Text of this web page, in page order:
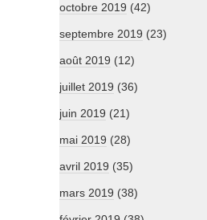
octobre 2019 (42)
septembre 2019 (23)
août 2019 (12)
juillet 2019 (36)
juin 2019 (21)
mai 2019 (28)
avril 2019 (35)
mars 2019 (38)